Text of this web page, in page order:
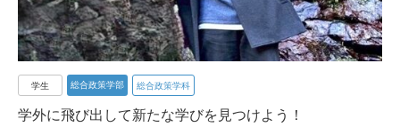
学生 総合政策学部 総合政策学科
学外に飛び出して新たな学びを見つけよう！